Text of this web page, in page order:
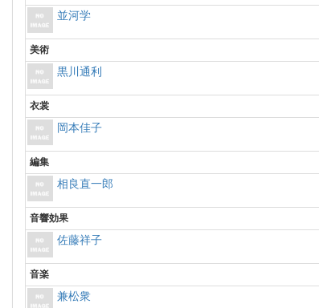
並河学
美術
黒川通利
衣裳
岡本佳子
編集
相良直一郎
音響効果
佐藤祥子
音楽
兼松衆